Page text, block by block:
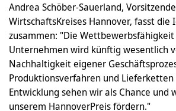
Andrea Schöber-Sauerland,
WirtschaftsKreises Hannover, fasst die
zusammen: "Die
Unternehmen wird künftig wesentlich
Nachhaltigkeit eigener
Produktionsverfahren und Lieferketten
Entwicklung sehen wir als Chance und
unserem HannoverPreis fördern."